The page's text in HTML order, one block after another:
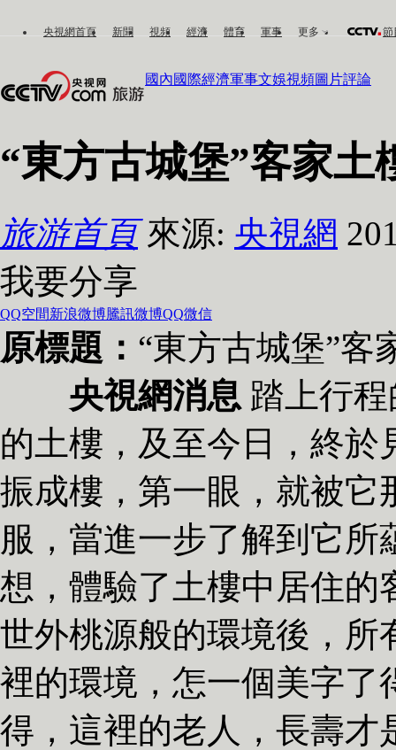
央視網首頁 新聞 視頻 經濟 體育 軍事 更多 節
國內國際經濟軍事文娛視頻圖片評論
“東方古城堡”客家土
旅游首頁 來源: 央視網
我要分享
QQ空間新浪微博騰訊微博QQ微信
原標題： “東方古城堡”客
央視網消息 踏上行
的土樓，及至今日，終
振成樓，第一眼，就被它
服，當進一步了解到它
想，體驗了土樓中居住的
世外桃源般的環境後，所
裡的環境，怎一個美字了
得，這裡的老人，長壽才